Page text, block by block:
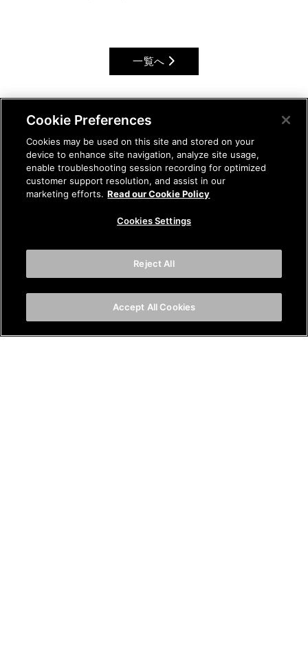
一覧へ
Cookie Preferences
Cookies may be used on this site and stored on your
device to enhance site navigation, analyze site usage,
enable troubleshooting session recording for optimized
customer support resolution, and assist in our
marketing efforts. Read our Cookie Policy
Cookies Settings
Reject All
Accept All Cookies